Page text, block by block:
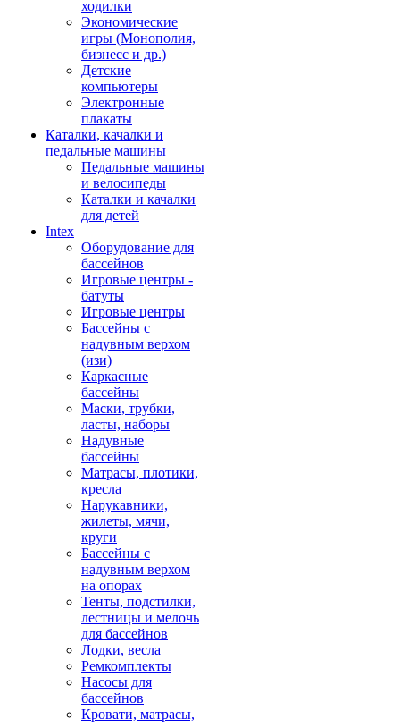
ходилки
Экономические
игры (Монополия,
бизнесс и др.)
Детские
компьютеры
Электронные
плакаты
Каталки, качалки и
педальные машины
Педальные машины
и велосипеды
Каталки и качалки
для детей
Intex
Оборудование для
бассейнов
Игровые центры -
батуты
Игровые центры
Бассейны с
надувным верхом
(изи)
Каркасные
бассейны
Маски, трубки,
ласты, наборы
Надувные
бассейны
Матрасы, плотики,
кресла
Нарукавники,
жилеты, мячи,
круги
Бассейны с
надувным верхом
на опорах
Тенты, подстилки,
лестницы и мелочь
для бассейнов
Лодки, весла
Ремкомплекты
Насосы для
бассейнов
Кровати, матрасы,